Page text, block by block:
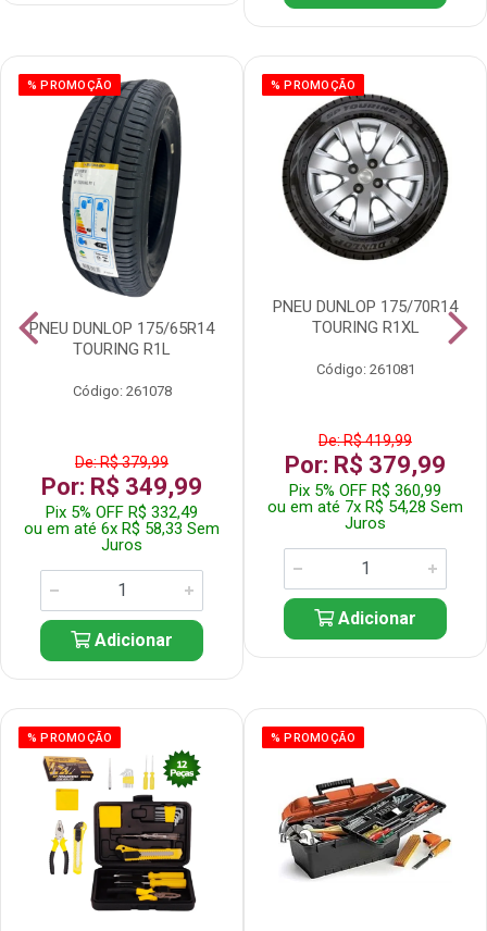
% PROMOÇÃO
PNEU DUNLOP 175/65R14
TOURING R1L
Código: 261078
De: R$ 379,99
Por: R$ 349,99
Pix 5% OFF R$ 332,49
ou em até 6x R$ 58,33 Sem
Juros
Adicionar
% PROMOÇÃO
PNEU DUNLOP 175/70R14
TOURING R1XL
Código: 261081
De: R$ 419,99
Por: R$ 379,99
Pix 5% OFF R$ 360,99
ou em até 7x R$ 54,28 Sem
Juros
Adicionar
% PROMOÇÃO % PROMOÇÃO